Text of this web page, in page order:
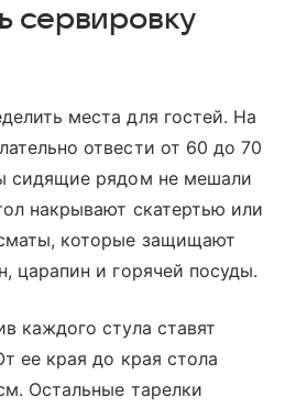
сервировку
места для гостей. На
отвести от 60 до 70
сидящие рядом не мешали
накрывают скатертью или
которые защищают
царапин и горячей посуды.
каждого стула ставят
ее края до края стола
Остальные тарелки